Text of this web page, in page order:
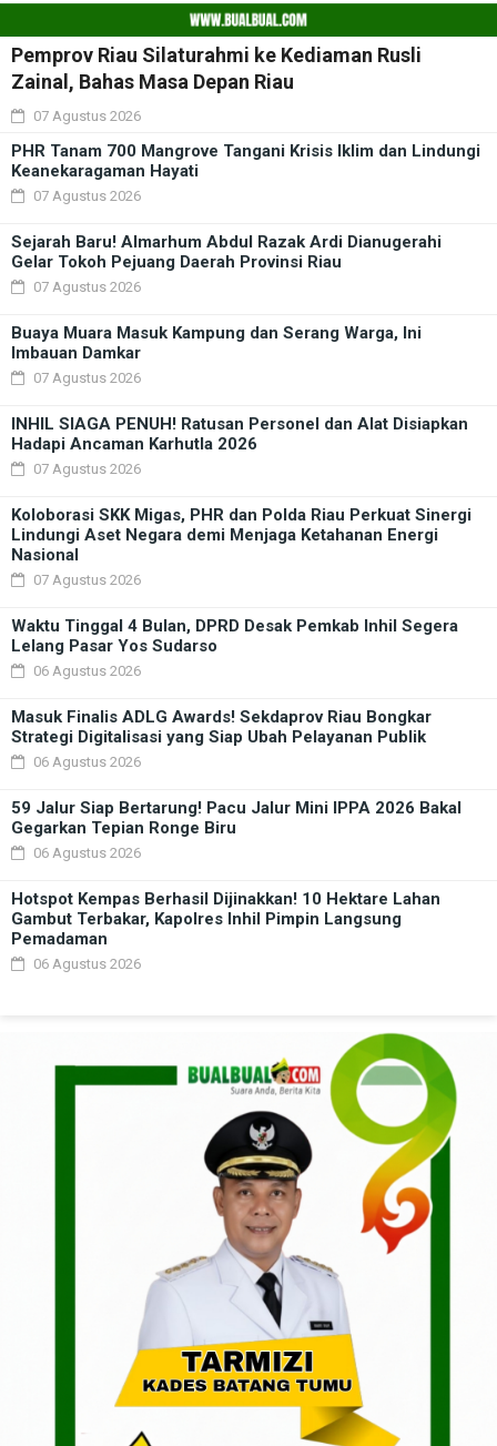
Pemprov Riau Silaturahmi ke Kediaman Rusli
Zainal, Bahas Masa Depan Riau
07 Agustus 2026
PHR Tanam 700 Mangrove Tangani Krisis Iklim dan Lindungi
Keanekaragaman Hayati
07 Agustus 2026
Sejarah Baru! Almarhum Abdul Razak Ardi Dianugerahi
Gelar Tokoh Pejuang Daerah Provinsi Riau
07 Agustus 2026
Buaya Muara Masuk Kampung dan Serang Warga, Ini
Imbauan Damkar
07 Agustus 2026
INHIL SIAGA PENUH! Ratusan Personel dan Alat Disiapkan
Hadapi Ancaman Karhutla 2026
07 Agustus 2026
Koloborasi SKK Migas, PHR dan Polda Riau Perkuat Sinergi
Lindungi Aset Negara demi Menjaga Ketahanan Energi
Nasional
07 Agustus 2026
Waktu Tinggal 4 Bulan, DPRD Desak Pemkab Inhil Segera
Lelang Pasar Yos Sudarso
06 Agustus 2026
Masuk Finalis ADLG Awards! Sekdaprov Riau Bongkar
Strategi Digitalisasi yang Siap Ubah Pelayanan Publik
06 Agustus 2026
59 Jalur Siap Bertarung! Pacu Jalur Mini IPPA 2026 Bakal
Gegarkan Tepian Ronge Biru
06 Agustus 2026
Hotspot Kempas Berhasil Dijinakkan! 10 Hektare Lahan
Gambut Terbakar, Kapolres Inhil Pimpin Langsung
Pemadaman
06 Agustus 2026